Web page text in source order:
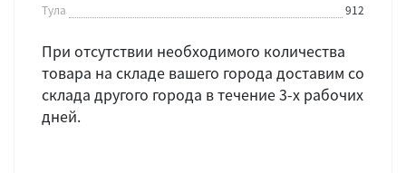
Тула
912
При отсутствии необходимого количества
товара на складе вашего города доставим со
склада другого города в течение 3-х рабочих
дней.